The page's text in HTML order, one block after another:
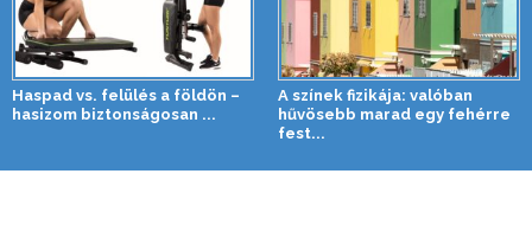
Haspad vs. felülés a földön –
hasizom biztonságosan ...
A színek fizikája: valóban
hűvösebb marad egy fehérre
fest...